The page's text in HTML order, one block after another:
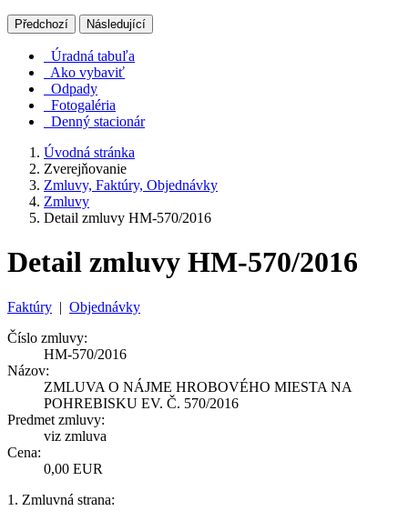
Předchozí Následující
Úradná tabuľa
Ako vybaviť
Odpady
Fotogaléria
Denný stacionár
Úvodná stránka
Zverejňovanie
Zmluvy, Faktúry, Objednávky
Zmluvy
Detail zmluvy HM-570/2016
Detail zmluvy HM-570/2016
Faktúry | Objednávky
Číslo zmluvy:
HM-570/2016
Názov:
ZMLUVA O NÁJME HROBOVÉHO MIESTA NA
POHREBISKU EV. Č. 570/2016
Predmet zmluvy:
viz zmluva
Cena:
0,00 EUR
1. Zmluvná strana: